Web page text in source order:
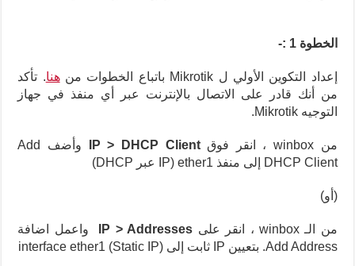
الخطوة 1 :-
إعداد التكوين الأولي ل Mikrotik باتباع الخطوات من هنا.تأكد
من أنك قادر على الاتصال بالإنترنت عبر أي منفذ في جهاز
التوجيه Mikrotik.
من winbox ، انقر فوق IP > DHCP Client
وأضف Add
DHCP Client إلى منفذ ether1 (IP عبر DHCP)
(أو)
من الـ winbox ، انقر على IP > Addresses
واعمل اضافة
Add Address. بتعيين IP ثابت إلى interface ether1 (Static IP)